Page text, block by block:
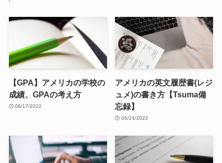
【GPA】アメリカの学校の
成績、GPAの考え方
08/17/2022
アメリカの英文履歴書(レジ
ュメ)の書き方【Tsuma備
忘録】
05/24/2022